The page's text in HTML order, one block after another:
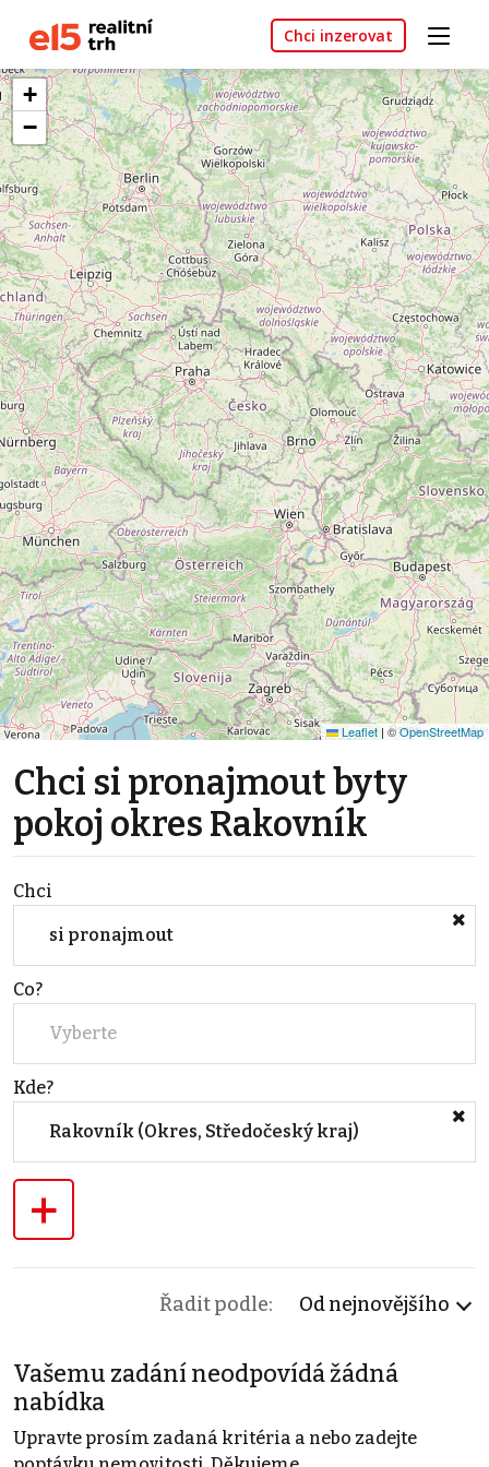
Chci inzerovat
+
−
Leaflet | ©OpenStreetMap
Chci si pronajmout byty
pokoj okres Rakovník
Chci
si pronajmout
Co?
Vyberte
Kde?
Rakovník (Okres, Středočeský kraj)
+
Řadit podle: Od nejnovějšího
Vašemu zadání neodpovídá žádná
nabídka
Upravte prosím zadaná kritéria a nebo zadejte